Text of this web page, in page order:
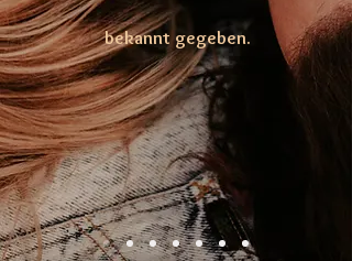
bekannt gegeben.